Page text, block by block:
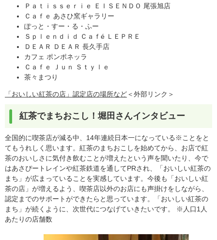
Ｐａｔｉｓｓｅｒｉｅ ＥＩＳＥＮＤＯ 尾張旭店
Ｃａｆｅ あさひ窯ギャラリー
ぽっと・すー・る・ふー
Ｓｐｌｅｎｄｉｄ Ｃａｆé ＬＥＰＲＥ
ＤＥＡＲ ＤＥＡＲ 長久手店
カフェ ポンポネッラ
Ｃａｆｅ Ｊｕｎ Ｓｔｙｌｅ
茶々まつり
「おいしい紅茶の店」認定店の場所など＜外部リンク＞
紅茶でまちおこし！堀田さんインタビュー
全国的に喫茶店が減る中、14年連続日本一になっている※ことをと
てもうれしく思います。紅茶のまちおこしを始めてから、お店で紅
茶のおいしさに気付き飲むことが増えたという声を聞いたり、今で
はあさぴートレインや紅茶鉄道を通してPRされ、「おいしい紅茶の
まち」が広まっていることを実感しています。今後も「おいしい紅
茶の店」が増えるよう、喫茶店以外のお店にも声掛けをしながら、
認定までのサポートができたらと思っています。「おいしい紅茶の
まち」が続くように、次世代につなげていきたいです。 ※人口1人
あたりの店舗数​